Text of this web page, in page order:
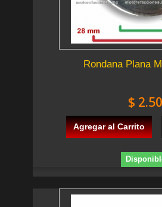
Rondana Plana
$ 2.50
Agregar al Carrito